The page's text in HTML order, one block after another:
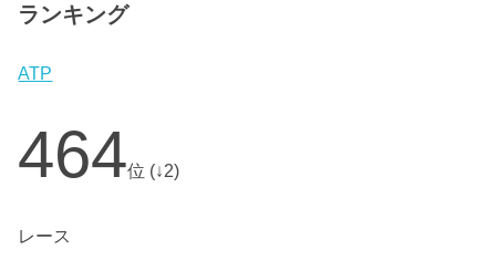
ランキング
ATP
464位 (↓2)
レース